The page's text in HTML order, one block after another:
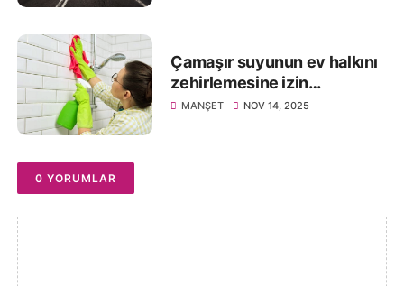
Çamaşır suyunun ev halkını
zehirlemesine izin
vermeyin!
MANŞET NOV 14, 2025
0 YORUMLAR